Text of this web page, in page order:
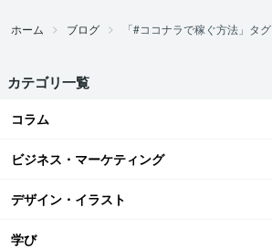
ホーム ブログ 「#ココナラで稼ぐ方法」タグ
カテゴリ一覧
コラム
ビジネス・マーケティング
デザイン・イラスト
学び